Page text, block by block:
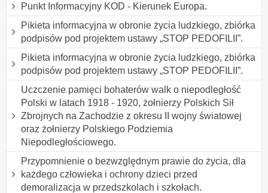
Punkt Informacyjny KOD - Kierunek Europa.
Pikieta informacyjna w obronie życia ludzkiego, zbiórka
podpisów pod projektem ustawy „STOP PEDOFILII”.
Pikieta informacyjna w obronie życia ludzkiego, zbiórka
podpisów pod projektem ustawy „STOP PEDOFILII”.
Uczczenie pamięci bohaterów walk o niepodległość
Polski w latach 1918 - 1920, żołnierzy Polskich Sił
Zbrojnych na Zachodzie z okresu II wojny światowej
oraz żołnierzy Polskiego Podziemia
Niepodległościowego.
Przypomnienie o bezwzględnym prawie do życia, dla
każdego człowieka i ochrony dzieci przed
demoralizacja w przedszkolach i szkołach.